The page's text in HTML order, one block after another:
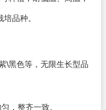
品种。
\黑色等，无限生长型品
，整齐一致。